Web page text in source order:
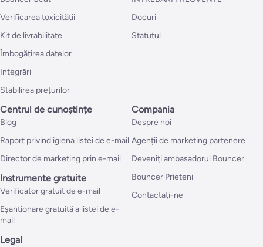
Verificarea toxicității
Kit de livrabilitate
Îmbogățirea datelor
Integrări
Stabilirea prețurilor
Docuri
Statutul
Centrul de cunoștințe
Blog
Raport privind igiena listei de e-mail
Director de marketing prin e-mail
Instrumente gratuite
Verificator gratuit de e-mail
Eșantionare gratuită a listei de e-
mail
Compania
Despre noi
Agenții de marketing partenere
Deveniți ambasadorul Bouncer
Bouncer Prieteni
Contactați-ne
Legal